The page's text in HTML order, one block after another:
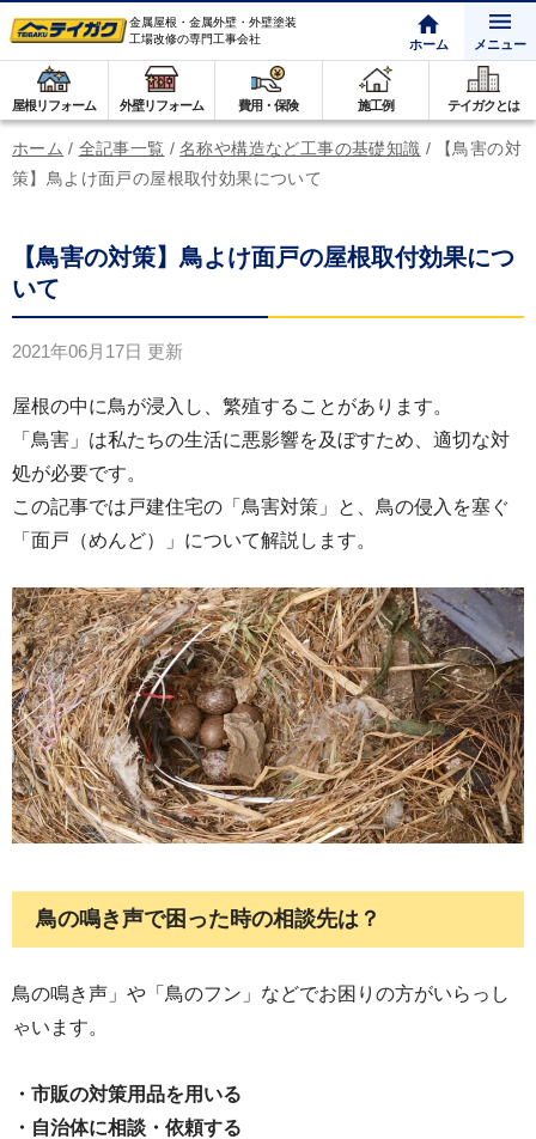
金属屋根・金属外壁・外壁塗装
工場改修の専門工事会社
ホーム メニュー
屋根リフォーム 外壁リフォーム 費用・保険 施工例 テイガクとは
ホーム / 全記事一覧 / 名称や構造など工事の基礎知識 /
【鳥害の対
策】鳥よけ面戸の屋根取付効果について
【鳥害の対策】鳥よけ面戸の屋根取付効果につ
いて
2021年06月17日 更新
屋根の中に鳥が浸入し、繁殖することがあります。
「鳥害」は私たちの生活に悪影響を及ぼすため、適切な対
処が必要です。
この記事では戸建住宅の「鳥害対策」と、鳥の侵入を塞ぐ
「面戸（めんど）」について解説します。
鳥の鳴き声で困った時の相談先は？
鳥の鳴き声」や「鳥のフン」などでお困りの方がいらっし
ゃいます。
・市販の対策用品を用いる
・自治体に相談・依頼する